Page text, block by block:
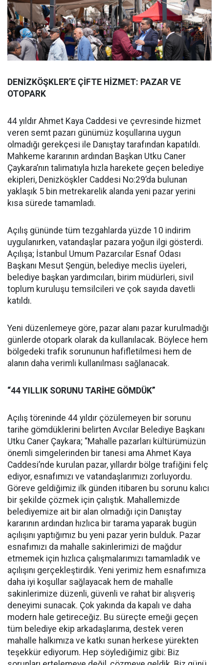
DENİZKÖŞKLER’E ÇİFTE HİZMET: PAZAR VE
OTOPARK
44 yıldır Ahmet Kaya Caddesi ve çevresinde hizmet
veren semt pazarı günümüz koşullarına uygun
olmadığı gerekçesi ile Danıştay tarafından kapatıldı.
Mahkeme kararının ardından Başkan Utku Caner
Çaykara’nın talimatıyla hızla harekete geçen belediye
ekipleri, Denizköşkler Caddesi No:29’da bulunan
yaklaşık 5 bin metrekarelik alanda yeni pazar yerini
kısa sürede tamamladı.
Açılış gününde tüm tezgahlarda yüzde 10 indirim
uygulanırken, vatandaşlar pazara yoğun ilgi gösterdi.
Açılışa; İstanbul Umum Pazarcılar Esnaf Odası
Başkanı Mesut Şengün, belediye meclis üyeleri,
belediye başkan yardımcıları, birim müdürleri, sivil
toplum kuruluşu temsilcileri ve çok sayıda davetli
katıldı.
Yeni düzenlemeye göre, pazar alanı pazar kurulmadığı
günlerde otopark olarak da kullanılacak. Böylece hem
bölgedeki trafik sorununun hafifletilmesi hem de
alanın daha verimli kullanılması sağlanacak.
“44 YILLIK SORUNU TARİHE GÖMDÜK”
Açılış töreninde 44 yıldır çözülemeyen bir sorunu
tarihe gömdüklerini belirten Avcılar Belediye Başkanı
Utku Caner Çaykara; “Mahalle pazarları kültürümüzün
önemli simgelerinden bir tanesi ama Ahmet Kaya
Caddesi’nde kurulan pazar, yıllardır bölge trafiğini felç
ediyor, esnafımızı ve vatandaşlarımızı zorluyordu.
Göreve geldiğimiz ilk günden itibaren bu sorunu kalıcı
bir şekilde çözmek için çalıştık. Mahallemizde
belediyemize ait bir alan olmadığı için Danıştay
kararının ardından hızlıca bir tarama yaparak bugün
açılışını yaptığımız bu yeni pazar yerin bulduk. Pazar
esnafımızı da mahalle sakinlerimizi de mağdur
etmemek için hızlıca çalışmalarımızı tamamladık ve
açılışını gerçekleştirdik. Yeni yerimiz hem esnafımıza
daha iyi koşullar sağlayacak hem de mahalle
sakinlerimize düzenli, güvenli ve rahat bir alışveriş
deneyimi sunacak. Çok yakında da kapalı ve daha
modern hale getireceğiz. Bu süreçte emeği geçen
tüm belediye ekip arkadaşlarıma, destek veren
mahalle halkımıza ve katkı sunan herkese yürekten
teşekkür ediyorum. Hep söylediğimiz gibi: Biz